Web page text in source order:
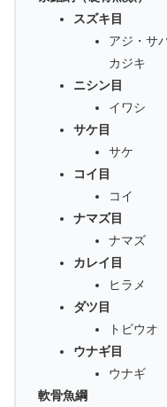
スズキ目
アジ・サ
カジキ
ニシン目
イワシ
サケ目
サケ
コイ目
コイ
ナマズ目
ナマズ
カレイ目
ヒラメ
ダツ目
トビウオ
ウナギ目
ウナギ
軟骨魚綱